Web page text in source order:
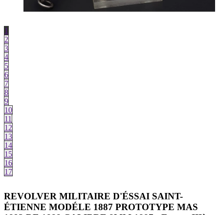
1
2
3
4
5
6
7
8
9
10
11
12
13
14
15
16
17
REVOLVER MILITAIRE D'ÉSSAI SAINT-
ÉTIENNE MODÉLE 1887 PROTOTYPE MAS